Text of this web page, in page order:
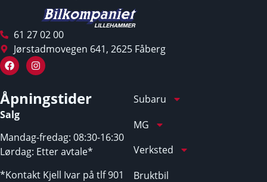
61 27 02 00
Jørstadmovegen 641, 2625 Fåberg
Åpningstider
Salg
Mandag-fredag: 08:30-16:30
Lørdag: Etter avtale*
*Kontakt Kjell Ivar på tlf 901
Subaru
MG
Verksted
Bruktbil